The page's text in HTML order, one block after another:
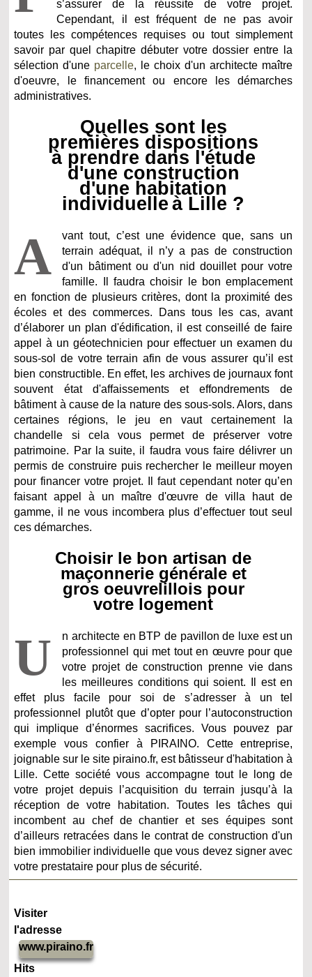
s’assurer de la réussite de votre projet.
Cependant, il est fréquent de ne pas avoir
toutes les compétences requises ou tout simplement
savoir par quel chapitre débuter votre dossier entre la
sélection d'une parcelle, le choix d'un architecte maître
d'oeuvre, le financement ou encore les démarches
administratives.
Quelles sont les
premières dispositions
à prendre dans l'étude
d'une construction
d'une habitation
individuelle à Lille ?
A
vant tout, c’est une évidence que, sans un
terrain adéquat, il n’y a pas de construction
d'un bâtiment ou d'un nid douillet pour votre
famille. Il faudra choisir le bon emplacement
en fonction de plusieurs critères, dont la proximité des
écoles et des commerces. Dans tous les cas, avant
d’élaborer un plan d'édification, il est conseillé de faire
appel à un géotechnicien pour effectuer un examen du
sous-sol de votre terrain afin de vous assurer qu’il est
bien constructible. En effet, les archives de journaux font
souvent état d'affaissements et effondrements de
bâtiment à cause de la nature des sous-sols. Alors, dans
certaines régions, le jeu en vaut certainement la
chandelle si cela vous permet de préserver votre
patrimoine. Par la suite, il faudra vous faire délivrer un
permis de construire puis rechercher le meilleur moyen
pour financer votre projet. Il faut cependant noter qu’en
faisant appel à un maître d'œuvre de villa haut de
gamme, il ne vous incombera plus d’effectuer tout seul
ces démarches.
Choisir le bon artisan de
maçonnerie générale et
gros oeuvrelillois pour
votre logement
U
n architecte en BTP de pavillon de luxe est un
professionnel qui met tout en œuvre pour que
votre projet de construction prenne vie dans
les meilleures conditions qui soient. Il est en
effet plus facile pour soi de s’adresser à un tel
professionnel plutôt que d’opter pour l’autoconstruction
qui implique d’énormes sacrifices. Vous pouvez par
exemple vous confier à PIRAINO. Cette entreprise,
joignable sur le site piraino.fr, est bâtisseur d'habitation à
Lille. Cette société vous accompagne tout le long de
votre projet depuis l’acquisition du terrain jusqu’à la
réception de votre habitation. Toutes les tâches qui
incombent au chef de chantier et ses équipes sont
d’ailleurs retracées dans le contrat de construction d'un
bien immobilier individuelle que vous devez signer avec
votre prestataire pour plus de sécurité.
Visiter
l'adresse
www.piraino.fr
Hits